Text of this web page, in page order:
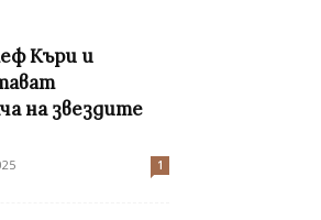
Къри и
на звездите
1